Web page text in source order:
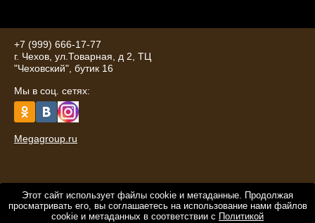
Этот сайт использует файлы cookie и метаданные. Продолжая
просматривать его, вы соглашаетесь на использование нами файлов
cookie и метаданных в соответствии с Политикой
+7 (999) 666-17-77
г. Чехов, ул.Товарная, д 2, ТЦ
"Чеховский", бутик 16
Мы в соц. сетях:
Megagroup.ru